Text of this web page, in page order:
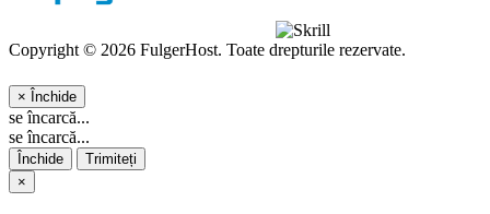
Copyright © 2026 FulgerHost. Toate drepturile rezervate.
× Închide
se încarcă...
se încarcă...
Închide
Trimiteți
×